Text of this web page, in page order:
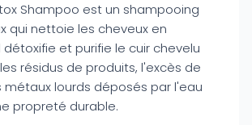
Shampoo est un shampooing
qui nettoie les cheveux en
détoxifie et purifie le cuir chevelu
résidus de produits, l'excès de
métaux lourds déposés par l'eau
propreté durable.